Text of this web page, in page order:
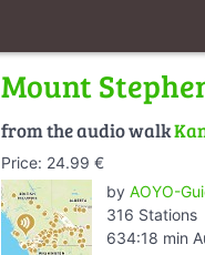
Mount
from the audio walk
Price: 24.99 €
by AOYO-
316 Stations
634:18 min